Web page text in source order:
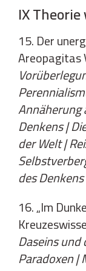
IX
15. Der
Areopagitas
Annäherung
Denkens |
der Welt |
des Denkens
16. „Im
Daseins und
Paradoxen |